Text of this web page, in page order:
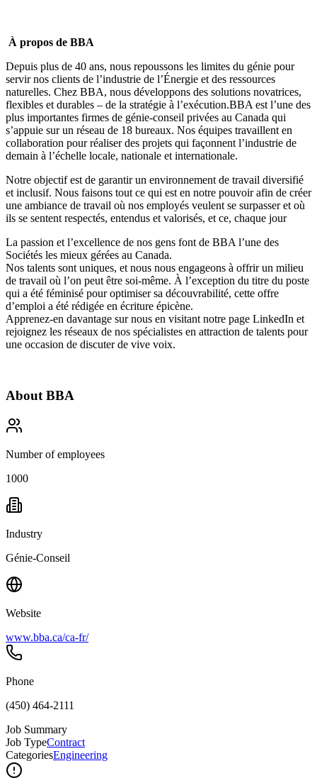
À propos de BBA
Depuis plus de 40 ans, nous repoussons les limites du génie pour
servir nos clients de l’industrie de l’Énergie et des ressources
naturelles. Chez BBA, nous développons des solutions novatrices,
flexibles et durables – de la stratégie à l’exécution.BBA est l’une des
plus importantes firmes de génie-conseil privées au Canada qui
s’appuie sur un réseau de 18 bureaux. Nos équipes travaillent en
collaboration pour réaliser des projets qui façonnent l’industrie de
demain à l’échelle locale, nationale et internationale.
Notre objectif est de garantir un environnement de travail diversifié
et inclusif. Nous faisons tout ce qui est en notre pouvoir afin de créer
une ambiance de travail où nos employés veulent se surpasser et où
ils se sentent respectés, entendus et valorisés, et ce, chaque jour
La passion et l’excellence de nos gens font de BBA l’une des
Sociétés les mieux gérées au Canada.
Nos talents sont uniques, et nous nous engageons à offrirun milieu
de travail où l’on peut être soi-même. À l’exception du titre du poste
qui a été féminisé pour optimiser sa découvrabilité, cette offre
d’emploi a été rédigée en écriture épicène.
Apprenez-en davantage sur nous en visitant notre page LinkedIn et
rejoignez les réseaux de nos spécialistes en attraction de talents pour
une occasion de discuter de vive voix.
About BBA
Number of employees
1000
Industry
Génie-Conseil
Website
www.bba.ca/ca-fr/
Phone
(450) 464-2111
Job Summary
Job TypeContract
CategoriesEngineering